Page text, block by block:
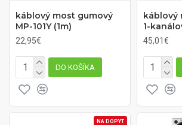
káblový most gumový
MP-101Y (1m)
22,95€
DO KOŠÍKA
káblový
1-
45,01€
NA DOPYT